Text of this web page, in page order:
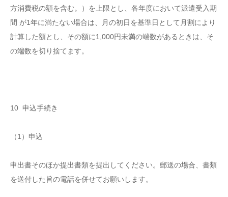
方消費税の額を含む。）を上限とし、各年度において派遣受入期
間 が1年に満たない場合は、月の初日を基準日として月割により
計算した額とし、その額に1,000円未満の端数があるときは、そ
の端数を切り捨てます。
10 申込手続き
（1）申込
申出書そのほか提出書類を提出してください。郵送の場合、書類
を送付した旨の電話を併せてお願いします。